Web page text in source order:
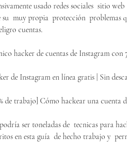
usado redes sociales  sitio
su  muy propia  protección  problemas
cuentas.
hacker de cuentas de Instagram con
de Instagram en línea gratis | Sin
de trabajo] Cómo hackear una cuenta
ser toneladas de  tecnicas para
en esta guía  de hecho trabajo y